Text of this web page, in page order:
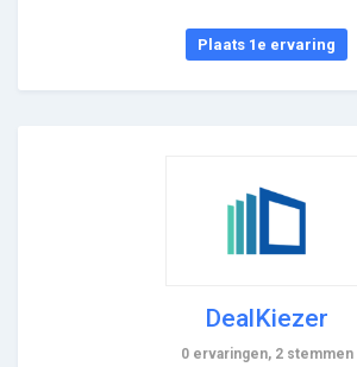
Plaats 1e ervaring
DealKiezer
0 ervaringen, 2 stemmen